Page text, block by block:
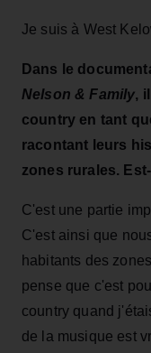
Je suis à West
Dans le
Nelson & Family, il
country en tant
racontant leurs
zones rurales.
C'est une partie
C'est ainsi que
habitants des
pense que c'est
country quand
de la musique est